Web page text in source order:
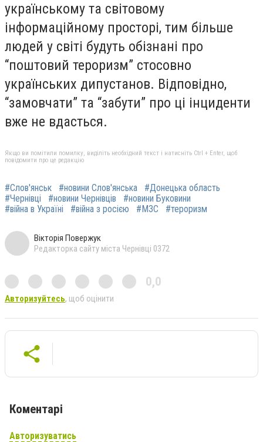
українському та світовому
інформаційному просторі, тим більше
людей у світі будуть обізнані про
“поштовий тероризм” стосовно
українських дипустанов. Відповідно,
“замовчати” та “забути” про ці інциденти
вже не вдасться.
Якщо ви помітили помилку, виділіть необхідний текст і натисніть Ctrl + Enter, щоб
повідомити про це редакцію
#Слов'янськ #новини Слов'янська
#Донецька область
#Чернівці
#новини Чернівців
#новини Буковини
#війна в Україні
#війна з росією #МЗС #тероризм
Вікторія Повержук
Редакторка сайту міста Чернівці 0372
0,0
Авторизуйтесь, щоб оцінити
Коментарі
Авторизуватись